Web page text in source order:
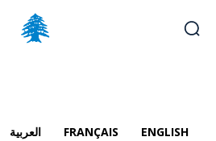
العربية FRANÇAIS ENGLISH